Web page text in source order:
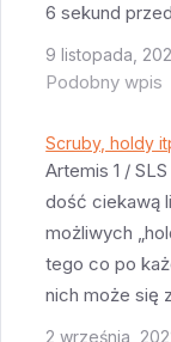
6 sekund przed
startem. Sporo
(i paliwa!)
jest OK i że
lecieć. Max Q
sekund po
Silniki działają
minuty 5
startu (czyli
9 listopada,
Podobny wpis
Scruby, holdy
Artemis 1 /
dość ciekawą
możliwych
tego co po
nich może się
i uznałem że
2 września,